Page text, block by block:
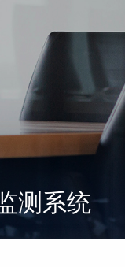
测系统